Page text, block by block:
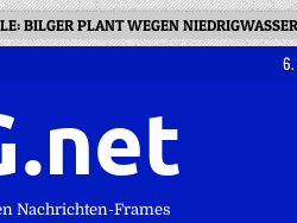
BILGER PLANT WEGEN
6.
Nachrichten-Frames